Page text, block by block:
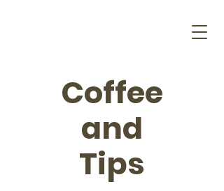
Coffee
and
Tips